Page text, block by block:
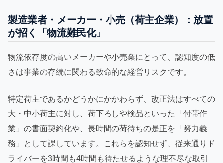
製造業者・メーカー・小売（荷主企業）：放置
が招く「物流難民化」
物流依存度の高いメーカーや小売業にとって、認知度の低
さは事業の存続に関わる致命的な経営リスクです。
特定荷主であるかどうかにかかわらず、改正法はすべての
大・中小荷主に対し、荷下ろしや検品といった「付帯作
業」の書面契約化や、長時間の荷待ちの是正を「努力義
務」として課しています。これらを認知せず、従来通りド
ライバーを3時間も4時間も待たせるような理不尽な取引